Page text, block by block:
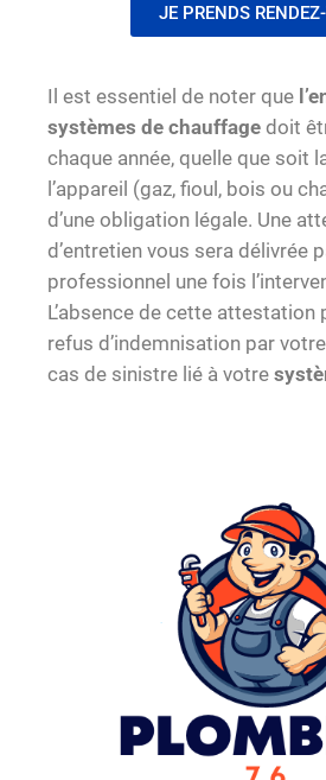
JE PRENDS
Il est essentiel de noter que
systèmes de chauffage doit
chaque année, quelle que soit
l’appareil (gaz, fioul, bois ou
d’une obligation légale. Une
d’entretien vous sera délivrée
professionnel une fois
L’absence de cette attestation
refus d’indemnisation par
cas de sinistre lié à votre